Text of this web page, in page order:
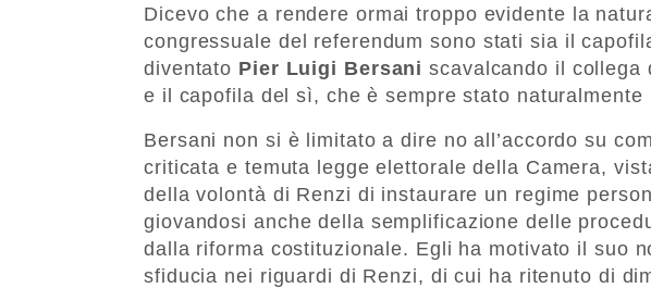
Dicevo che a rendere ormai troppo evidente la
congressuale del referendum sono stati sia il
diventato Pier Luigi Bersani scavalcando il collega
e il capofila del sì, che è sempre stato naturalmente
Bersani non si è limitato a dire no all’accordo su
criticata e temuta legge elettorale della Camera,
della volontà di Renzi di instaurare un regime
giovandosi anche della semplificazione delle
dalla riforma costituzionale. Egli ha motivato il suo
sfiducia nei riguardi di Renzi, di cui ha ritenuto di